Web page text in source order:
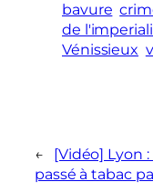
bavure
de
Vénissieux
←
[Vidéo] Lyon
passé à tabac